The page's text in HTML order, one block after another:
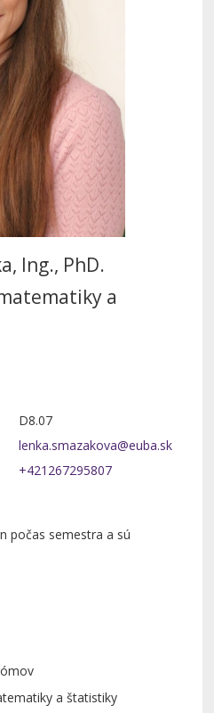
Ing., PhD.
a
D8.07
+421267295807
počas semestra a sú
a štatistiky